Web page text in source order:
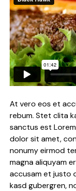
At vero eos et
rebum. Stet clita
sanctus est
dolor sit amet,
nonumy eirmod
magna aliquyam
accusam et justo
kasd gubergren,